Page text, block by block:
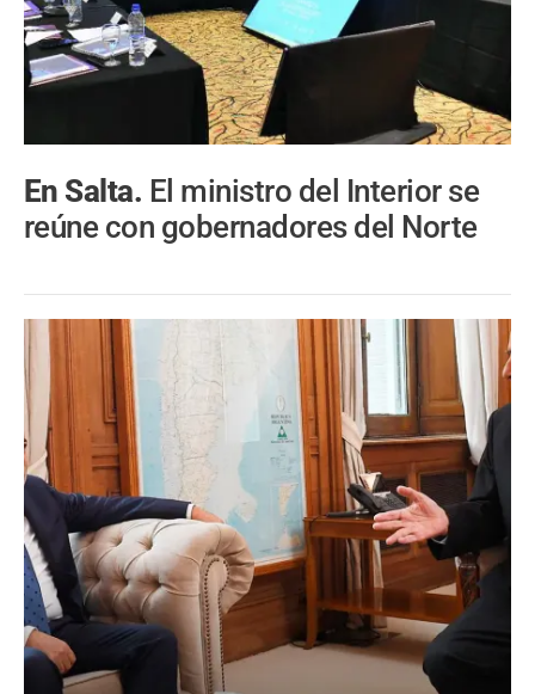
En Salta. El ministro del Interior se
reúne con gobernadores del Norte